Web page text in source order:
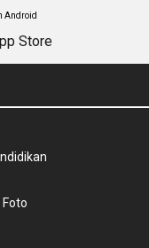
Android